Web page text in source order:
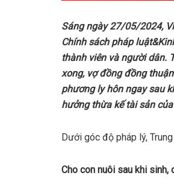
Sáng ngày 27/05/2024,
Chính sách pháp
thành viên và người dân.
xong, vợ đồng đồng
phương ly hôn ngay sau
hưởng thừa kế tài sản
Dưới góc độ pháp lý,
Cho con nuôi sau khi